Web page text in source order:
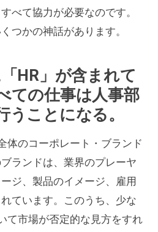
べて協力が必要なのです。
つかの神話があります。
HR」が含まれて
ての仕事は人事部
うことになる。
体のコーポレート・ブランド
ランドは、業界のプレーヤ
ジ、製品のイメージ、雇用
ています。このうち、少な
て市場が否定的な見方をすれ